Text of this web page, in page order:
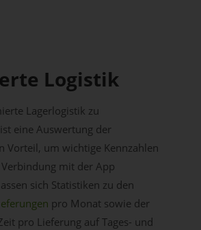
Logistik
Lagerlogistik zu
eine Auswertung der
Vorteil, um wichtige Kennzahlen
mit der App
sich Statistiken zu den
pro Monat sowie der
pro Lieferung auf Tages- und